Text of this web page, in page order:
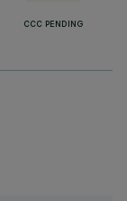
CCC PENDING